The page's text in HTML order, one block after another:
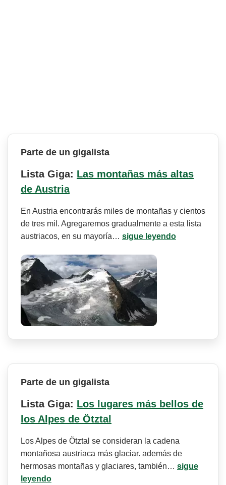
Parte de un gigalista
Lista Giga: Las montañas más altas
de Austria
En Austria encontrarás miles de montañas y cientos
de tres mil. Agregaremos gradualmente a esta lista
austriacos, en su mayoría… sigue leyendo
Parte de un gigalista
Lista Giga: Los lugares más bellos de
los Alpes de Ötztal
Los Alpes de Ötztal se consideran la cadena
montañosa austriaca más glaciar. además de
hermosas montañas y glaciares, también… sigue
leyendo